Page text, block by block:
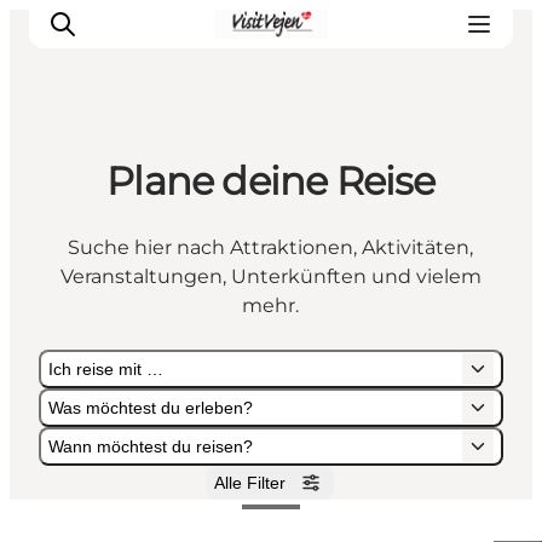
Restaurants
Schlafen
Nature
Explore
Plane deine Reise
Suche hier nach Attraktionen, Aktivitäten,
Veranstaltungen, Unterkünften und vielem
mehr.
Ich reise mit …
Was möchtest du erleben?
Wann möchtest du reisen?
Alle Filter